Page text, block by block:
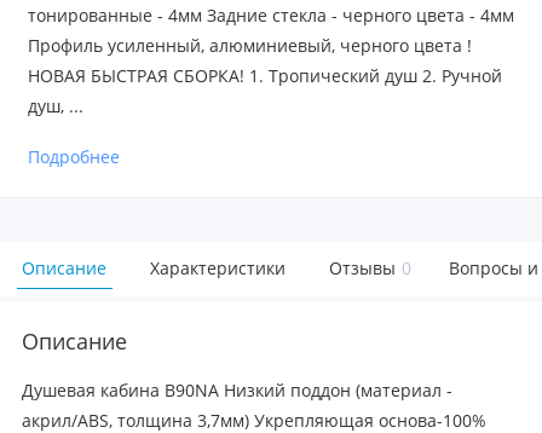
тонированные - 4мм Задние стекла - черного цвета - 4мм
Профиль усиленный, алюминиевый, черного цвета !
НОВАЯ БЫСТРАЯ СБОРКА! 1. Тропический душ 2. Ручной
душ, ...
Подробнее
Описание Характеристики Отзывы 0 Вопросы и
Описание
Душевая кабина B90NA Низкий поддон (материал -
акрил/ABS, толщина 3,7мм) Укрепляющая основа-100%